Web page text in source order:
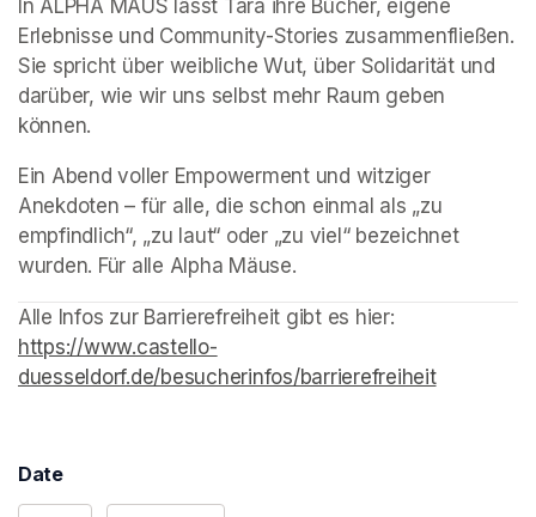
In ALPHA MAUS lässt Tara ihre Bücher, eigene
Erlebnisse und Community-Stories zusammenfließen.
Sie spricht über weibliche Wut, über Solidarität und
darüber, wie wir uns selbst mehr Raum geben
können.
Ein Abend voller Empowerment und witziger
Anekdoten – für alle, die schon einmal als „zu
empfindlich“, „zu laut“ oder „zu viel“ bezeichnet
wurden. Für alle Alpha Mäuse.
https://www.castello-
duesseldorf.de/besucherinfos/barrierefreiheit(opens in
Date